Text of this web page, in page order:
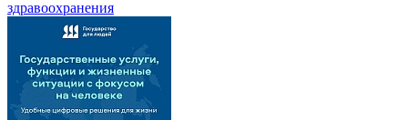
здравоохранения